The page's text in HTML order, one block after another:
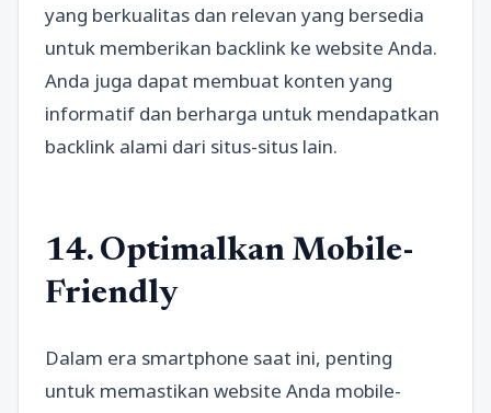
yang berkualitas dan relevan yang bersedia
untuk memberikan backlink ke website Anda.
Anda juga dapat membuat konten yang
informatif dan berharga untuk mendapatkan
backlink alami dari situs-situs lain.
14. Optimalkan Mobile-
Friendly
Dalam era smartphone saat ini, penting
untuk memastikan website Anda mobile-